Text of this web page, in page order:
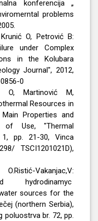
konferencija „
problems
O, Petrović B:
under Complex
in the Kolubara
Journal", 2012,
0
O, Martinović M,
Resources in
Properties and
of Use, "Thermal
pp. 21-30, Vinca
TSCI1201021D),
Vakanjac,V:
hydrodinamyc
sources for the
(northern Serbia),
poluostrva br. 72, pp.